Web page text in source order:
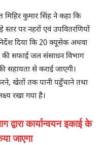
कुमार सिंह ने कहा कि
स्तर पर नहरों एवं उपवितरणियों
दिया कि 20 क्यूसेक अथवा
की सफाई जल संसाधन विभाग
सहायता से कराई जाएगी।
खेतों तक पानी पहुँचाने तथा
रखा गया है।
कार्यान्वयन इकाई के
जाएगा